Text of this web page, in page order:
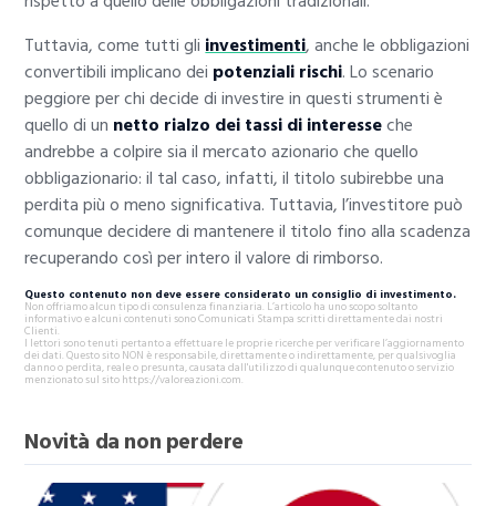
Tuttavia, come tutti gliinvestimenti, anche le obbligazioni
convertibili implicano dei potenziali rischi. Lo scenario
peggiore per chi decide di investire in questi strumenti è
quello di un netto rialzo dei tassi di interesseche
andrebbe a colpire sia il mercato azionario che quello
obbligazionario: il tal caso, infatti, il titolo subirebbe una
perdita più o meno significativa. Tuttavia, l’investitore può
comunque decidere di mantenere il titolo fino alla scadenza
recuperando così per intero il valore di rimborso.
Questo contenuto non deve essere considerato un consiglio di investimento.
Non offriamo alcun tipo di consulenza finanziaria. L’articolo ha uno scopo soltanto
informativo e alcuni contenuti sono Comunicati Stampa scritti direttamente dai nostri
Clienti.
I lettori sono tenuti pertanto a effettuare le proprie ricerche per verificare l’aggiornamento
dei dati. Questo sito NON è responsabile, direttamente o indirettamente, per qualsivoglia
danno o perdita, reale o presunta, causata dall'utilizzo di qualunque contenuto o servizio
menzionato sul sito https://valoreazioni.com.
Novità da non perdere